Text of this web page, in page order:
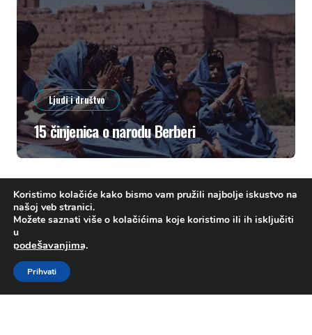
Ljudi i društvo
15 činjenica o narodu Berberi
O nama
Koristimo kolačiće kako bismo vam pružili najbolje iskustvo na
našoj veb stranici.
Možete saznati više o kolačićima koje koristimo ili ih isključiti
u
podešavanjima.
Prihvati